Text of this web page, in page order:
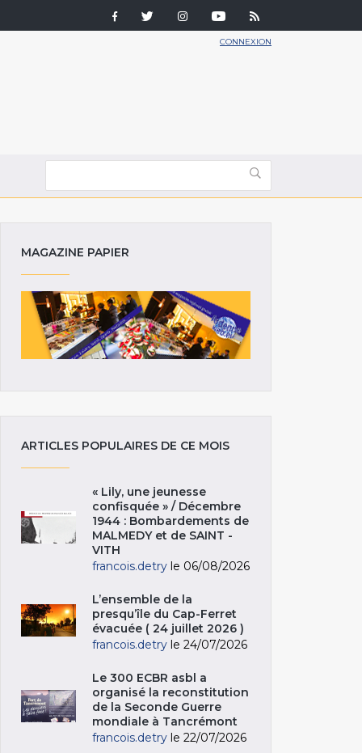
CONNEXION
MAGAZINE PAPIER
ARTICLES POPULAIRES DE CE MOIS
« Lily, une jeunesse
confisquée » / Décembre
1944 : Bombardements de
MALMEDY et de SAINT -
VITH
francois.detry le 06/08/2026
L’ensemble de la
presqu’île du Cap-Ferret
évacuée ( 24 juillet 2026 )
francois.detry le 24/07/2026
Le 300 ECBR asbl a
organisé la reconstitution
de la Seconde Guerre
mondiale à Tancrémont
francois.detry le 22/07/2026